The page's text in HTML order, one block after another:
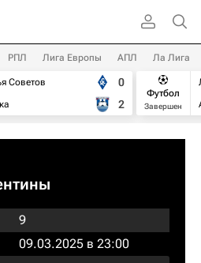
РПЛ Лига Европы АПЛ Ла Лига
Советов
0
2
Футбол
Завершен
9
09.03.2025 в 23:00